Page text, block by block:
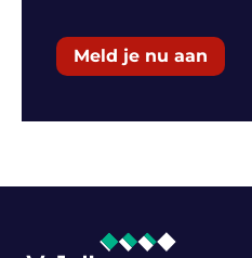
Meld je nu aan